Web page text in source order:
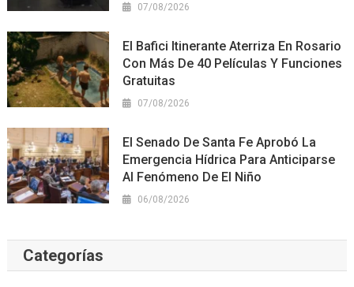
07/08/2026
El Bafici Itinerante Aterriza En Rosario
Con Más De 40 Películas Y Funciones
Gratuitas
07/08/2026
El Senado De Santa Fe Aprobó La
Emergencia Hídrica Para Anticiparse
Al Fenómeno De El Niño
06/08/2026
Categorías